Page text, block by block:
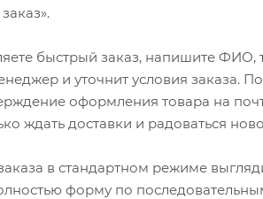
быстрый заказ, напишите ФИО,
и уточнит условия заказа.
оформления товара на
ждать доставки и радоваться
в стандартном режиме
форму по